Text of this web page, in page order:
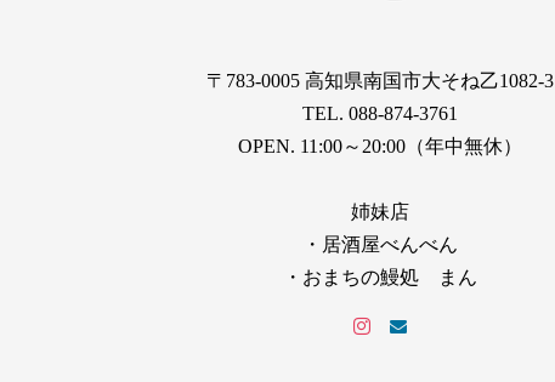
〒783-0005 高知県南国市大そね乙1082-3
TEL. 088-874-3761
OPEN. 11:00～20:00（年中無休）
姉妹店
・居酒屋べんべん
・おまちの鰻処 まん